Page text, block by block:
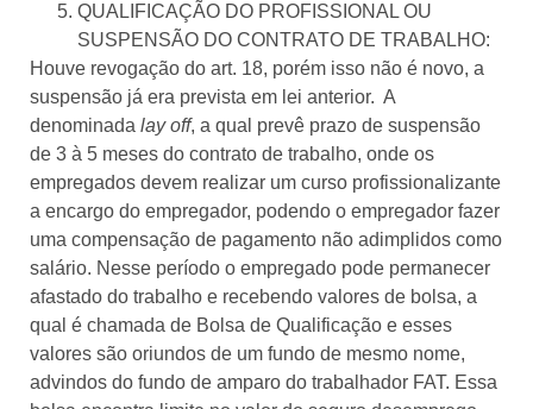
QUALIFICAÇÃO DO PROFISSIONAL OU
SUSPENSÃO DO CONTRATO DE TRABALHO:
Houve revogação do art. 18, porém isso não é novo, a
suspensão já era prevista em lei anterior. A
denominada lay off, a qual prevê prazo de suspensão
de 3 à 5 meses do contrato de trabalho, onde os
empregados devem realizar um curso profissionalizante
a encargo do empregador, podendo o empregador fazer
uma compensação de pagamento não adimplidos como
salário. Nesse período o empregado pode permanecer
afastado do trabalho e recebendo valores de bolsa, a
qual é chamada de Bolsa de Qualificação e esses
valores são oriundos de um fundo de mesmo nome,
advindos do fundo de amparo do trabalhador FAT. Essa